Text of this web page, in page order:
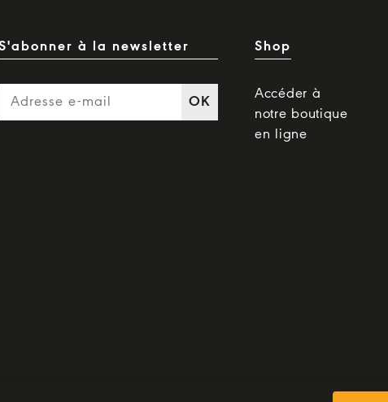
à la newsletter
OK
Shop
Accéder à
notre boutique
en ligne